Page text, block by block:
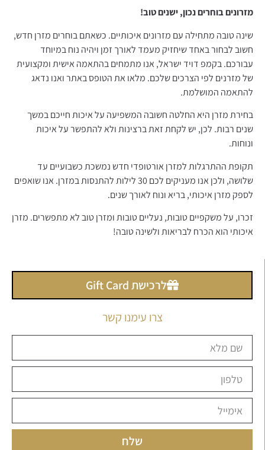
מזרונים בוחרים נכון, ישנים טוב!
שינה טובה מתחילה עם מזרונים איכותיים. כשאתם בוחרים מזרן חדש,
חשוב לבחור באחד שיחזיק מעמד לאורך זמן ויהיה נוח במיוחד
עבורכם. בקמפ דויד ישראל, אנו מתמחים בהתאמה אישית ומקצועית
של מזרנים לפי הצרכים שלכם. מלאו את הטופס באתר ואנו נדאג
להתאמה המושלמת.
בחירת מזרן היא החלטה חשובה המשפיעה על איכות חייכם במשך
שנים רבות. לכן, יש לקחת זאת ברצינות ולא להתפשר על איכות
ונוחות.
תקופת ההתרגלות למזרן אורטופדי חדש נמשכת כשבועיים עד
שלושה, ולכן אנו מעניקים לכם 30 לילות להתנסות במזרן. אנו שואפים
לספק מזרן איכותי, בריא ונוח לאורך שנים.
זכרו, על משקפיים טובות, נעליים טובות ומזרן טוב לא מתפשרים. מזרן
איכותי הוא הכרח לבריאות ולשינה טובה!
לרכישת Gift Card
צרו עימנו קשר
שלח